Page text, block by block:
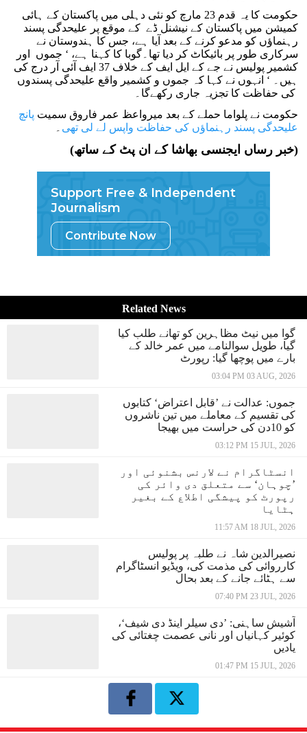
حکومت کا یہ قدم 23 مارچ کو نئی دہلی میں پاکستان کے ہائی
کمیشن میں پاکستان کے نیشنل ڈے کے موقع پر علیحدگی پسند
رہنماؤں کو مدعو کرنے کے بعد آیا ہے، جس کا ہندوستان نے
سرکاری طور پر بائیکاٹ کر دیا تھا۔گوبا کا کہنا ہے، ‘ جموں اور
کشمیر پولیس نے جے کے ایل ایف کے خلاف 37 ایف آئی آر درج کی
ہیں۔ ‘ انہوں نے کہا کہ جموں و کشمیر واقع علیحدگی پسندوں
کی حفاظت کا تجزیہ جاری رکھے‌گا۔
حکومت نے پلواما حملے کے بعد میرواعظ عمر فاروق سمیت پانچ
علیحدگی پسند رہنماؤں کی حفاظت واپس لے لی تھی
(خبر رساں ایجنسی بھاشا کے ان پٹ کے ساتھ)
Support Free & Independent
Journalism
Contribute Now
Related News
گوا میں نیٹ مظاہرین کو تھانے طلب کیا
گیا، طویل سوالنامے میں عمر خالد کے
بارے میں پوچھا گیا: رپورٹ
03:04 PM 03 AUG, 2026
جموں: عدالت نے ’قابل اعتراض‘ کتابوں
کی تقسیم کے معاملے میں تین ناشروں
کو 10دن کی حراست میں بھیجا
03:12 PM 15 JUL, 2026
انسٹاگرام نے لارنس بشنوئی اور
’چوہان‘ سے متعلق دی وائر کی
رپورٹ کو پیشگی اطلاع کے بغیر
ہٹایا
11:57 AM 18 JUL, 2026
نصیرالدین شاہ نے طلبہ پر پولیس
کارروائی کی مذمت کی، ویڈیو انسٹاگرام
سے ہٹائے جانے کے بعد بحال
07:40 PM 23 JUL, 2026
آشیش ساہنی: ’دی سیلر اینڈ دی شیف‘،
کوئیر کہانیاں اور نانی عصمت چغتائی کی
یادیں
01:47 PM 15 JUL, 2026